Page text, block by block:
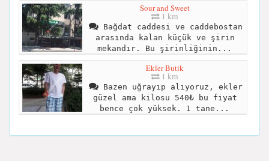
Sour and Sweet
1 km
Bağdat caddesi ve caddebostan
arasında kalan küçük ve şirin
mekandır. Bu şirinliğinin...
Ekler Butik
1 km
Bazen uğrayıp alıyoruz, ekler
güzel ama kilosu 540₺ bu fiyat
bence çok yüksek. 1 tane...